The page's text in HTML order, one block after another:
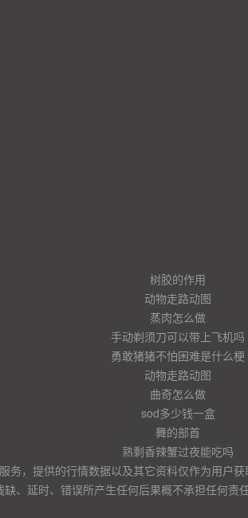
树胶的作用
动物走路动图
蒸肉怎么做
手动剃须刀可以带上飞机吗
勇敢猪猪不怕困难是什么梗
动物走路动图
曲奇怎么做
sod多少钱一盒
舞的部首
熟剩香辣蟹过夜能吃吗
务，提供的行情数据以及其它资料仅作为用户
缺、延时、错误所产生任何后果概不承担任何责